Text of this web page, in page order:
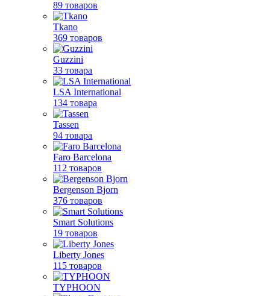
89 товаров
Tkano
369 товаров
Guzzini
33 товара
LSA International
134 товара
Tassen
94 товара
Faro Barcelona
112 товаров
Bergenson Bjorn
376 товаров
Smart Solutions
19 товаров
Liberty Jones
115 товаров
TYPHOON